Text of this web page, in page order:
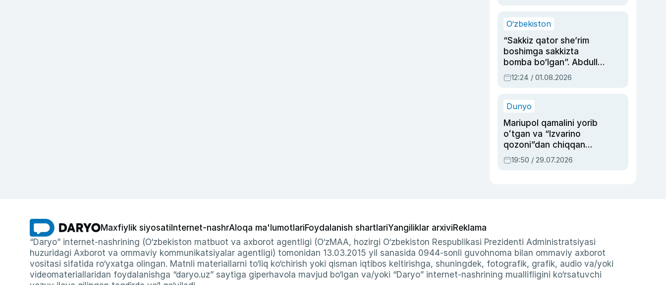
O‘zbekiston
“Sakkiz qator she’rim
boshimga sakkizta
bomba bo‘lgan”. Abdulla
Oripovni siyosiy
ayblovlardan asrab
12:24 / 01.08.2026
Dunyo
Mariupol qamalini yorib
oʻtgan va “Izvarino
qozoni”dan chiqqan
qahramon — Ukraina
armiyasi bosh
19:50 / 29.07.2026
Maxfiylik siyosati Internet-nashrAloqa ma'lumotlariFoydalanish shartlariYangiliklar arxiviReklama
“Daryo” internet-nashrining (O‘zbekiston matbuot va axborot agentligi (O‘zMAA, hozirgi O‘zbekiston Respublikasi Prezidenti Administratsiyasi
huzuridagi Axborot va ommaviy kommunikatsiyalar agentligi) tomonidan 13.03.2015 yil sanasida 0944-sonli guvohnoma bilan ommaviy axborot
vositasi sifatida ro‘yxatga olingan. Matnli materiallarni to‘liq ko‘chirish yoki qisman iqtibos keltirishga, shuningdek, fotografik, grafik, audio va/yoki
videomateriallaridan foydalanishga “daryo.uz” saytiga giperhavola mavjud bo‘lgan va/yoki “Daryo” internet-nashrining muallifligini ko‘rsatuvchi